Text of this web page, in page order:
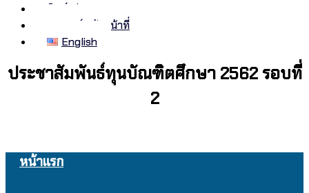
ศิษย์เก่า
อาจารย์/เจ้าหน้าที่
English
ประชาสัมพันธ์ทุนบัณฑิตศึกษา 2562 รอบที่
2
หน้าแรก